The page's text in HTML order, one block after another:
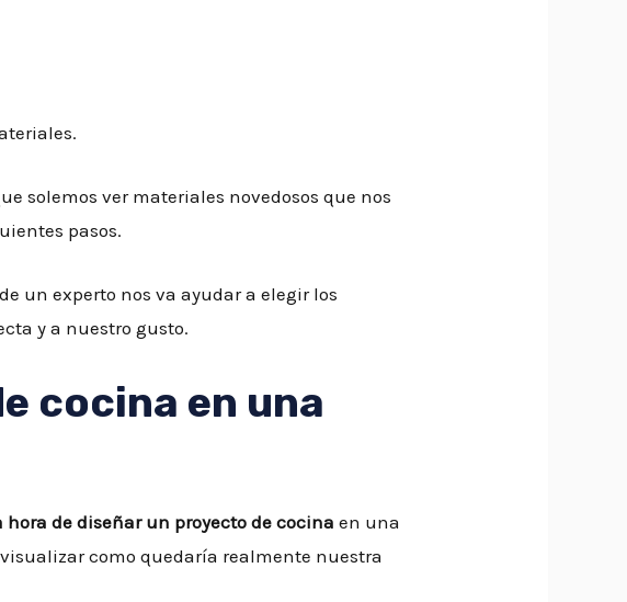
solemos ver materiales novedosos que nos
pasos.
un experto nos va ayudar a elegir los
y a nuestro gusto.
cocina en una
de diseñar un proyecto de cocinaen una
como quedaría realmente nuestra